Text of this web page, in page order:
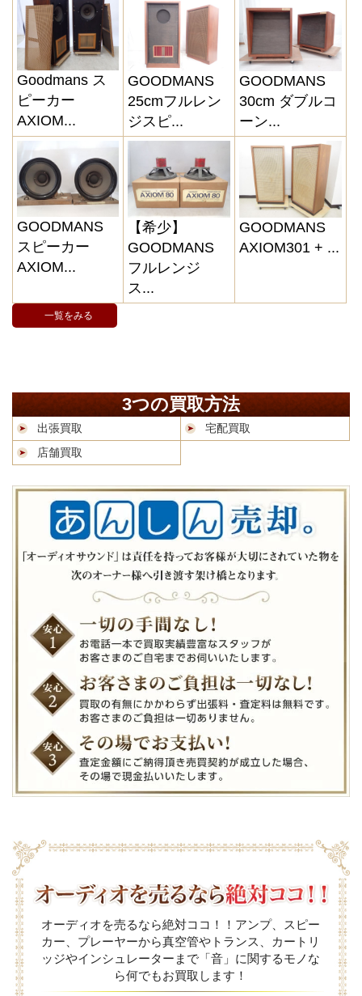
Goodmans ス
ピーカー
AXIOM...
GOODMANS
25cmフルレン
ジスピ...
GOODMANS
30cm ダブルコ
ーン...
GOODMANS
スピーカー
AXIOM...
【希少】
GOODMANS
フルレンジ
ス...
GOODMANS
AXIOM301 + ...
一覧をみる
3つの買取方法
出張買取
宅配買取
店舗買取
オーディオを売るなら絶対ココ！！アンプ、スピー
カー、プレーヤーから真空管やトランス、カートリ
ッジやインシュレーターまで「音」に関するモノな
ら何でもお買取します！